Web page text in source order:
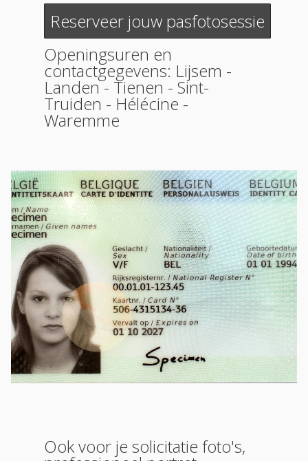
Reserveer jouw pasfotosessie
Openingsuren en
contactgegevens: Lijsem -
Landen- Tienen - Sint-
Truiden - Hélécine -
Waremme
Ook voor je solicitatie foto's,